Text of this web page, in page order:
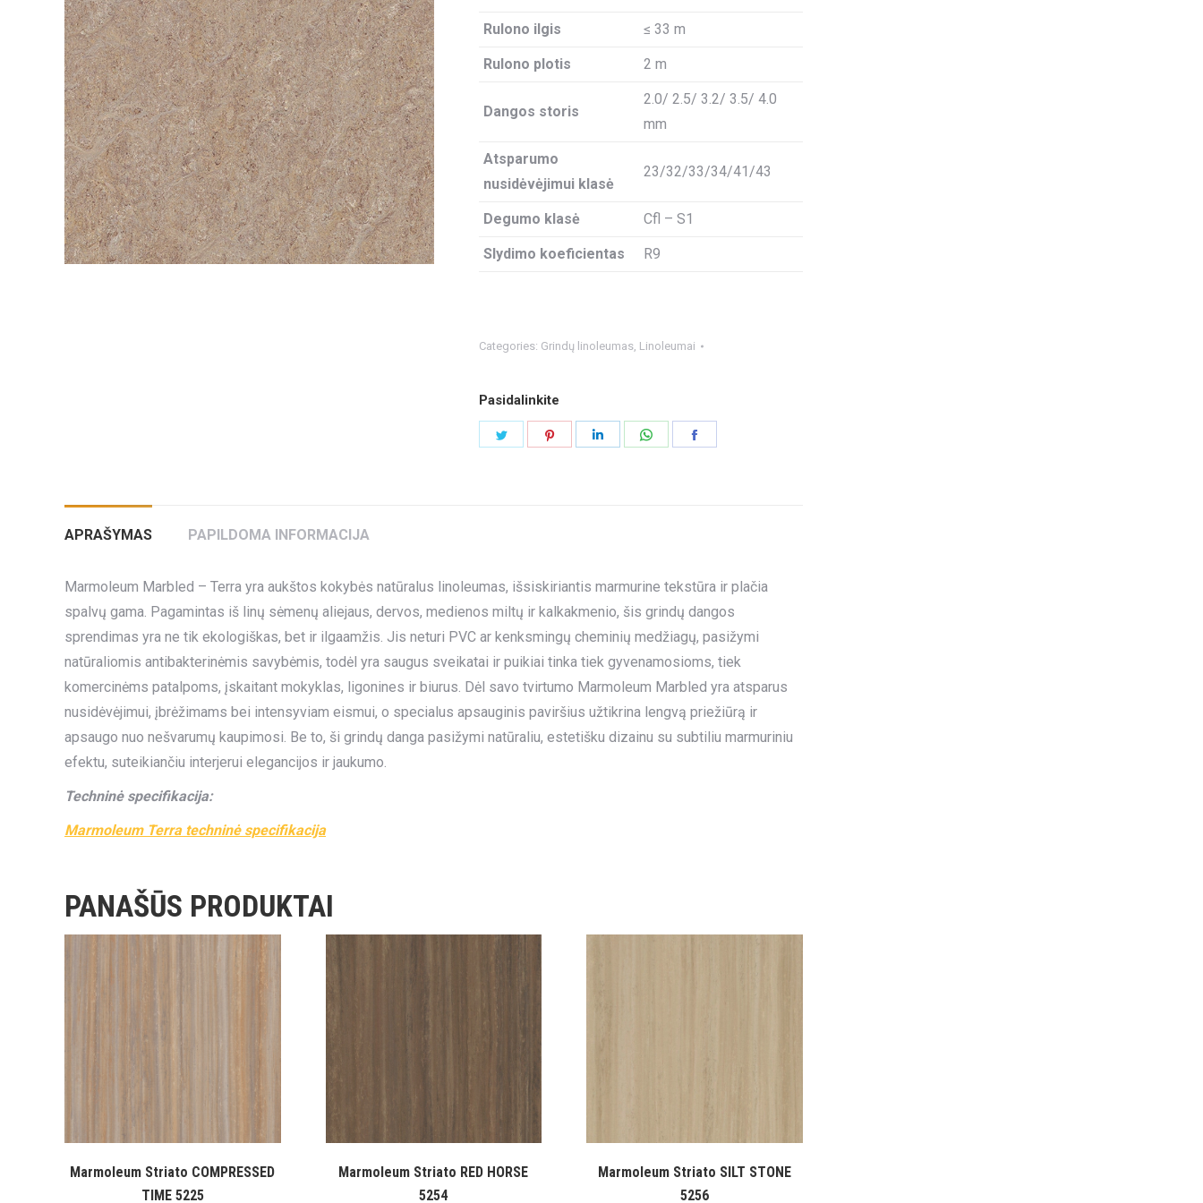
Rulono ilgis ≤ 33 m
Rulono plotis 2 m
Dangos storis
2.0/ 2.5/ 3.2/ 3.5/ 4.0
mm
Atsparumo
nusidėvėjimui klasė
23/32/33/34/41/43
Degumo klasė Cfl – S1
Slydimo koeficientas R9
Categories: Grindų linoleumas, Linoleumai
Pasidalinkite
Share
Share
APRAŠYMAS PAPILDOMA INFORMACIJA
Marmoleum Marbled – Terra yra aukštos kokybės natūralus linoleumas, išsiskiriantis marmurine tekstūra ir plačia
spalvų gama. Pagamintas iš linų sėmenų aliejaus, dervos, medienos miltų ir kalkakmenio, šis grindų dangos
sprendimas yra ne tik ekologiškas, bet ir ilgaamžis. Jis neturi PVC ar kenksmingų cheminių medžiagų, pasižymi
natūraliomis antibakterinėmis savybėmis, todėl yra saugus sveikatai ir puikiai tinka tiek gyvenamosioms, tiek
komercinėms patalpoms, įskaitant mokyklas, ligonines ir biurus. Dėl savo tvirtumo Marmoleum Marbled yra atsparus
nusidėvėjimui, įbrėžimams bei intensyviam eismui, o specialus apsauginis paviršius užtikrina lengvą priežiūrą ir
apsaugo nuo nešvarumų kaupimosi. Be to, ši grindų danga pasižymi natūraliu, estetišku dizainu su subtiliu marmuriniu
efektu, suteikiančiu interjerui elegancijos ir jaukumo.
Techninė specifikacija:
Marmoleum Terra techninė specifikacija
PANAŠŪS PRODUKTAI
Marmoleum Striato COMPRESSED
TIME 5225
Marmoleum Striato RED HORSE
5254
Marmoleum Striato SILT STONE
5256